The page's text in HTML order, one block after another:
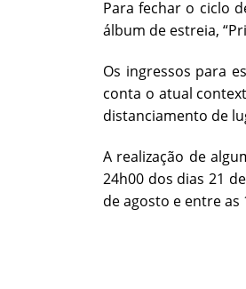
Para fechar o ciclo
álbum de estreia,
Os ingressos para
conta o atual
distanciamento de
A realização de
24h00 dos dias 21
de agosto e entre as